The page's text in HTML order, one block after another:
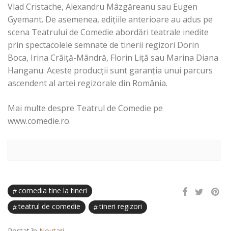
Vlad Cristache, Alexandru Mâzgăreanu sau Eugen
Gyemant. De asemenea, edițiile anterioare au adus pe
scena Teatrului de Comedie abordări teatrale inedite
prin spectacolele semnate de tinerii regizori Dorin
Boca, Irina Crăiță-Mândră, Florin Liță sau Marina Diana
Hanganu. Aceste producții sunt garanția unui parcurs
ascendent al artei regizorale din România.
Mai multe despre Teatrul de Comedie pe
www.comedie.ro.
comedia tine la tineri
teatrul de comedie
tineri regizori